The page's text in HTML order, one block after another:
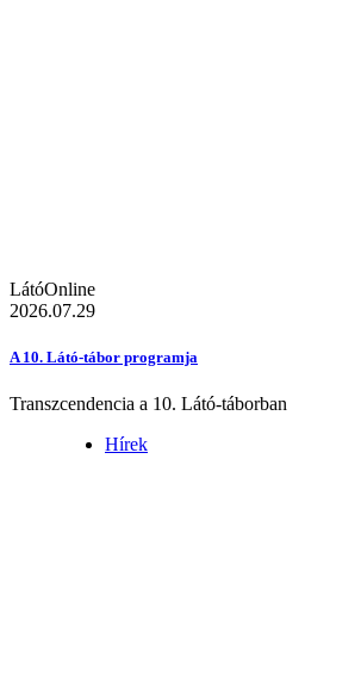
LátóOnline
2026.07.29
A 10. Látó-tábor programja
Transzcendencia a 10. Látó-táborban
Hírek